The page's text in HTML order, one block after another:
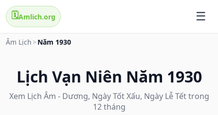
🗓️Amlich.org
Âm Lịch > Năm 1930
Lịch Vạn Niên Năm 1930
Xem Lịch Âm - Dương, Ngày Tốt Xấu, Ngày Lễ Tết trong
12 tháng